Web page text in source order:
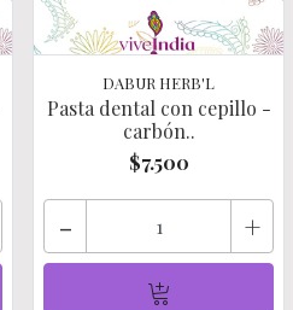
DABUR HERB'L
Pasta dental con cepillo -
carbón..
$7.500
- +